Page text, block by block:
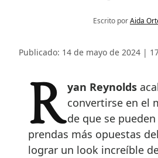
Escrito porAida
Publicado: 14 de mayo de 2024 |
Ryan Reynolds
convertirse en el
de que se
prendas más opuestas
lograr un look increíble